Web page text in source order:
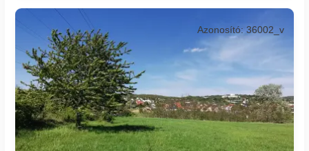
Azonosító: 36002_v